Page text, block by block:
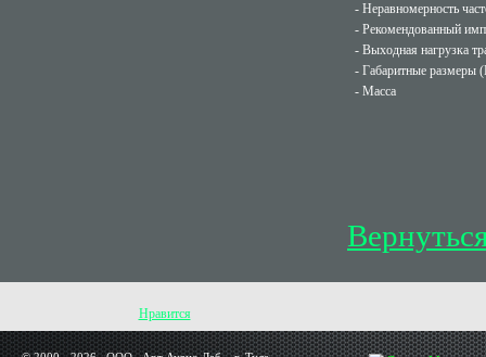
- Неравномерность
- Рекомендованный
- Выходная нагрузка
- Габаритные
- Масса
Нравится